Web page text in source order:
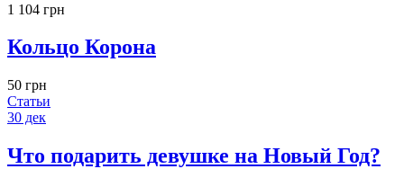
1 104 грн
Кольцо Корона
50 грн
Статьи
30 дек
Что подарить девушке на Новый Год?